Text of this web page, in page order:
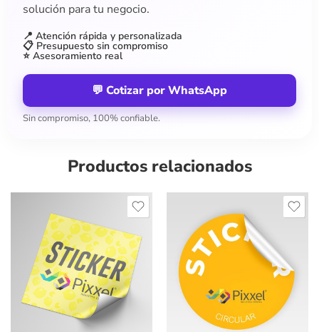
solución para tu negocio.
📍 Atención rápida y personalizada
📋 Presupuesto sin compromiso
⭐ Asesoramiento real
💬 Cotizar por WhatsApp
Sin compromiso, 100% confiable.
Productos relacionados